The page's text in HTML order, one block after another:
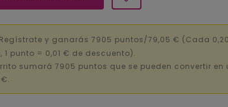
Regístrate y ganarás 7905 puntos/79,05 € (Cada
1 punto = 0,01 € de descuento).
sumará 7905 puntos que se pueden convertir en